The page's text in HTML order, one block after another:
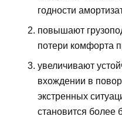
годности
повышают
потери комфорта
увеличивают
вхождении в
экстренных
становится более